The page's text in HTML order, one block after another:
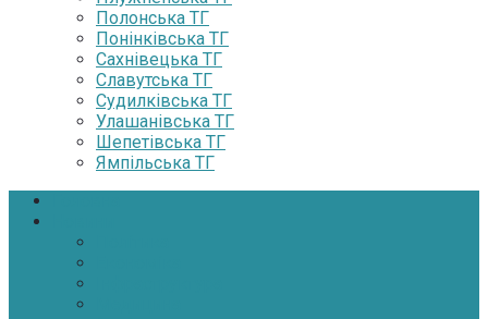
Полонська ТГ
Понінківська ТГ
Сахнівецька ТГ
Славутська ТГ
Судилківська ТГ
Улашанівська ТГ
Шепетівська ТГ
Ямпільська ТГ